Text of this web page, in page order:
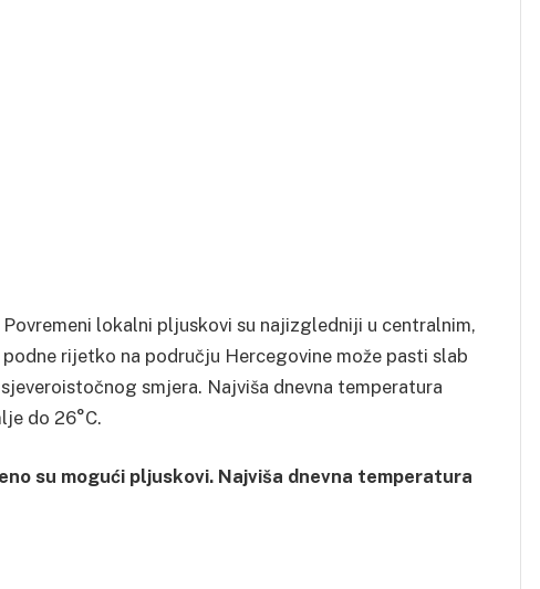
lokalni pljuskovi su najizgledniji u centralnim,
rijetko na području Hercegovine može pasti slab
smjera. Najviša dnevna temperatura
do 26°C.
su mogući pljuskovi. Najviša dnevna temperatura